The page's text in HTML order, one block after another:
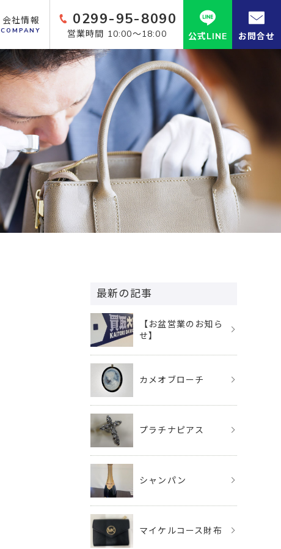
会社情報
COMPANY
0299-95-8090
営業時間 10:00～18:00 公式LINE お問合せ
最新の記事
【お盆営業のお知ら
せ】
カメオブローチ
プラチナピアス
シャンパン
マイケルコース財布